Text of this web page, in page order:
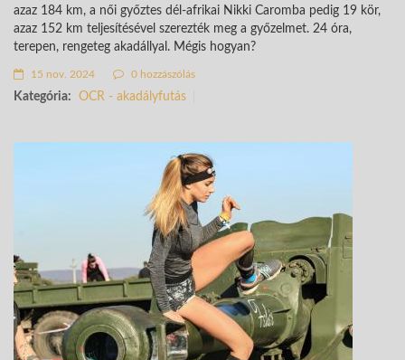
azaz 184 km, a női győztes dél-afrikai Nikki Caromba pedig 19 kör,
azaz 152 km teljesítésével szerezték meg a győzelmet. 24 óra,
terepen, rengeteg akadállyal. Mégis hogyan?
15 nov. 2024 0 hozzászólás
Kategória: OCR - akadályfutás